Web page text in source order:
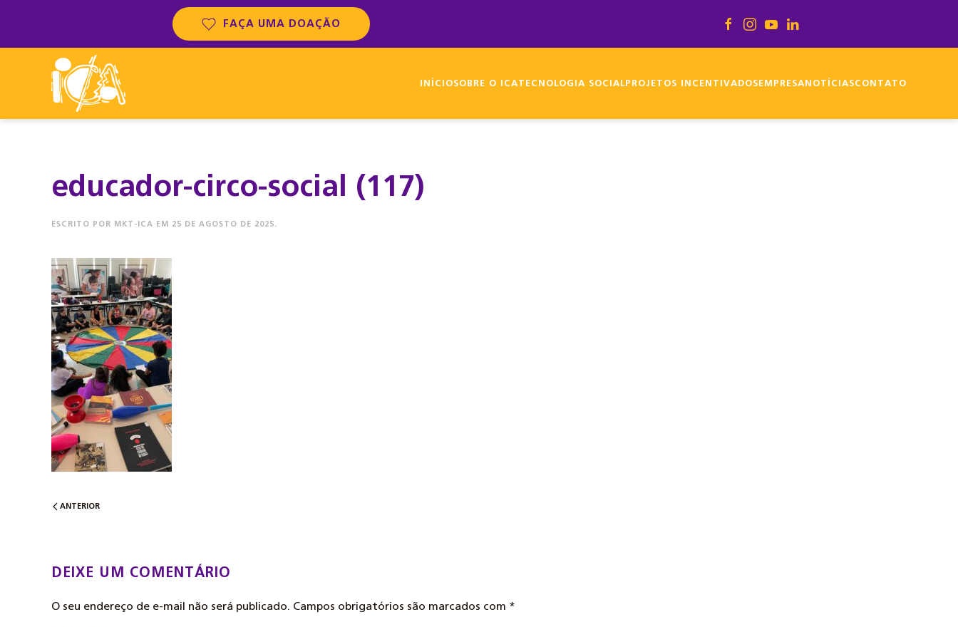
FAÇA UMA DOAÇÃO
INÍCIOSOBRE O ICATECNOLOGIA SOCIALPROJETOS INCENTIVADOS EMPRESA NOTÍCIASCONTATO
educador-circo-social (117)
ESCRITO POR MKT-ICA EM 25 DE AGOSTO DE 2025
ANTERIOR
DEIXE UM COMENTÁRIO
O seu endereço de e-mail não será publicado. Campos obrigatórios são marcados com *